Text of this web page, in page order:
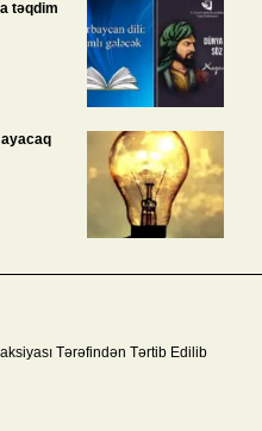
təqdim
Tərəfindən Tərtib Edilib